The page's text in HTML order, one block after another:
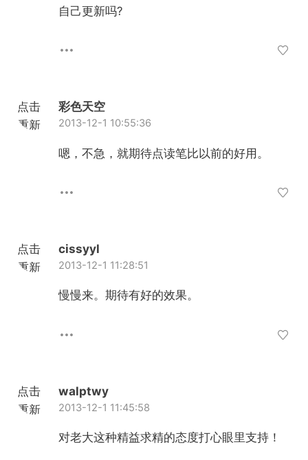
自己更新吗?
点击
重新
彩色天空
2013-12-1 10:55:36
嗯，不急，就期待点读笔比以前的好用。
点击
重新
cissyyl
2013-12-1 11:28:51
慢慢来。期待有好的效果。
点击
重新
walptwy
2013-12-1 11:45:58
对老大这种精益求精的态度打心眼里支持！